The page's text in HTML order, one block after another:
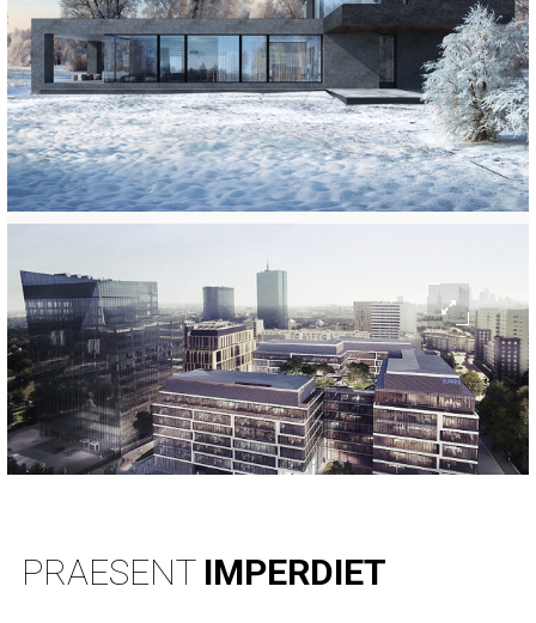
PRAESENT IMPERDIET